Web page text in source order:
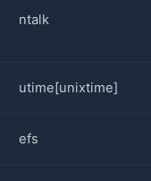
ntalk
utime[unixtime]
efs